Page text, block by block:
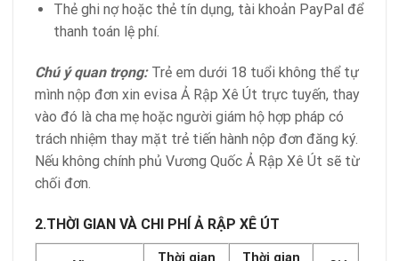
Thẻ ghi nợ hoặc thẻ tín dụng, tài khoản PayPal để
thanh toán lệ phí.
Chú ý quan trọng:Trẻ em dưới 18 tuổi không thể tự
mình nộp đơn xin evisa Ả Rập Xê Út trực tuyến, thay
vào đó là cha mẹ hoặc người giám hộ hợp pháp có
trách nhiệm thay mặt trẻ tiến hành nộp đơn đăng ký.
Nếu không chính phủ Vương Quốc Ả Rập Xê Út sẽ từ
chối đơn.
2.THỜI GIAN VÀ CHI PHÍ Ả RẬP XÊ ÚT
Thời gian
Thời gian